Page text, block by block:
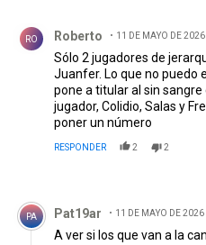
RO Roberto 11 DE MAYO DE 2026
Sólo 2 jugadores de
Juanfer. Lo que no puedo
pone a titular al sin
jugador, Colidio, Salas y
poner un número
RESPONDER 2 2
Comentario de Pat19ar.
PA Pat19ar 11 DE MAYO DE 2026
A ver si los que van a la